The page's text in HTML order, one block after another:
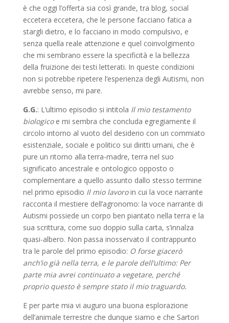
è che oggi l’offerta sia così grande, tra blog, social
eccetera eccetera, che le persone facciano fatica a
stargli dietro, e lo facciano in modo compulsivo, e
senza quella reale attenzione e quel coinvolgimento
che mi sembrano essere la specificità e la bellezza
della fruizione dei testi letterati. In queste condizioni
non si potrebbe ripetere l’esperienza degli Autismi, non
avrebbe senso, mi pare.
G.G.: L’ultimo episodio si intitola Il mio testamento
biologicoe mi sembra che concluda egregiamente il
circolo intorno al vuoto del desiderio con un commiato
esistenziale, sociale e politico sui diritti umani, che è
pure un ritorno alla terra-madre, terra nel suo
significato ancestrale e ontologico opposto o
complementare a quello assunto dallo stesso termine
nel primo episodio Il mio lavoroin cui la voce narrante
racconta il mestiere dell’agronomo: la voce narrante di
Autismi possiede un corpo ben piantato nella terra e la
sua scrittura, come suo doppio sulla carta, s’innalza
quasi-albero. Non passa inosservato il contrappunto
tra le parole del primo episodio: O forse giacerò
anch’io già nella terra, e le parole dell’ultimo: Per
parte mia avrei continuato a vegetare, perché
proprio questo è sempre stato il mio traguardo.
E per parte mia vi auguro una buona esplorazione
dell’animale terrestre che dunque siamo e che Sartori